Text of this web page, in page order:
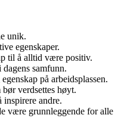
unik.
egenskaper.
til å alltid være positiv.
samfunn.
på arbeidsplassen.
verdsettes høyt.
inspirere andre.
være grunnleggende for alle